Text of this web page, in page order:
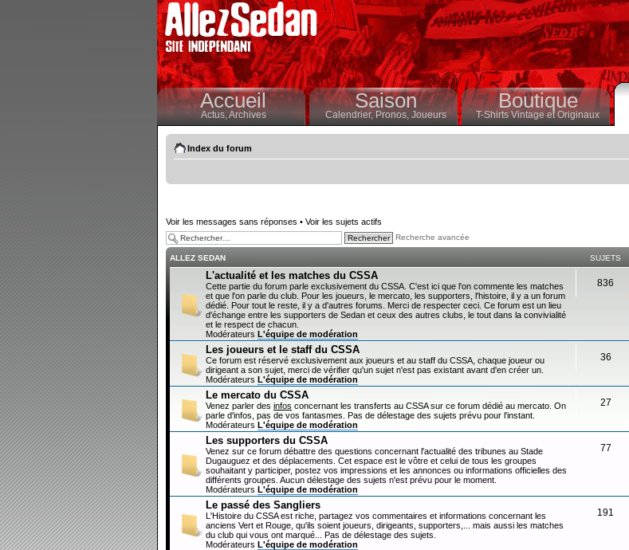
Accueil
Actus,Archives
Saison
Calendrier,Pronos, Joueurs
Boutique
T-Shirts Vintage et Originaux
Index du forum
Voir les messages sans réponses • Voir les sujets actifs
Recherche avancée
ALLEZ SEDAN SUJETS
L'actualité et les matches du CSSA
Cette partie du forum parle exclusivement du CSSA. C'est ici que l'on commente les matches
et que l'on parle du club. Pour les joueurs, le mercato, les supporters, l'histoire, il y a un forum
dédié. Pour tout le reste, il y a d'autres forums. Merci de respecter ceci. Ce forum est un lieu
d'échange entre les supporters de Sedan et ceux des autres clubs, le tout dans la convivialité
et le respect de chacun.
Modérateurs L'équipe de modération
836
Les joueurs et le staff du CSSA
Ce forum est réservé exclusivement aux joueurs et au staff du CSSA, chaque joueur ou
dirigeant a son sujet, merci de vérifier qu'un sujet n'est pas existant avant d'en créer un.
Modérateurs L'équipe de modération
36
Le mercato du CSSA
Venez parler des infos concernant les transferts au CSSA sur ce forum dédié au mercato. On
parle d'infos, pas de vos fantasmes. Pas de délestage des sujets prévu pour l'instant.
Modérateurs L'équipe de modération
27
Les supporters du CSSA
Venez sur ce forum débattre des questions concernant l'actualité des tribunes au Stade
Dugauguez et des déplacements. Cet espace est le vôtre et celui de tous les groupes
souhaitant y participer, postez vos impressions et les annonces ou informations officielles des
différents groupes. Aucun délestage des sujets n'est prévu pour le moment.
Modérateurs L'équipe de modération
77
Le passé des Sangliers
L'Histoire du CSSA est riche, partagez vos commentaires et informations concernant les
anciens Vert et Rouge, qu'ils soient joueurs, dirigeants, supporters,... mais aussi les matches
du club qui vous ont marqué... Pas de délestage des sujets.
Modérateurs L'équipe de modération
191